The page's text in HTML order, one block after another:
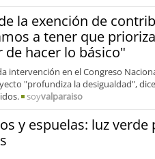
la exención de
a tener que
hacer lo básico"
intervención en el Congreso
"profundiza la desigualdad",
soyvalparaiso
y espuelas: luz verde